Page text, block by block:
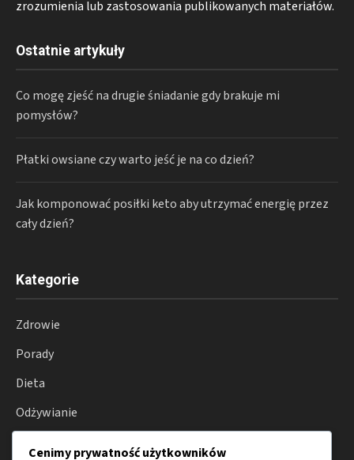
zrozumienia lub zastosowania publikowanych materiałów.
Ostatnie artykuły
Co mogę zjeść na drugie śniadanie gdy brakuje mi
pomysłów?
Płatki owsiane czy warto jeść je na co dzień?
Jak komponować posiłki keto aby utrzymać energię przez
cały dzień?
Kategorie
Zdrowie
Porady
Dieta
Odżywianie
Cenimy prywatność użytkowników